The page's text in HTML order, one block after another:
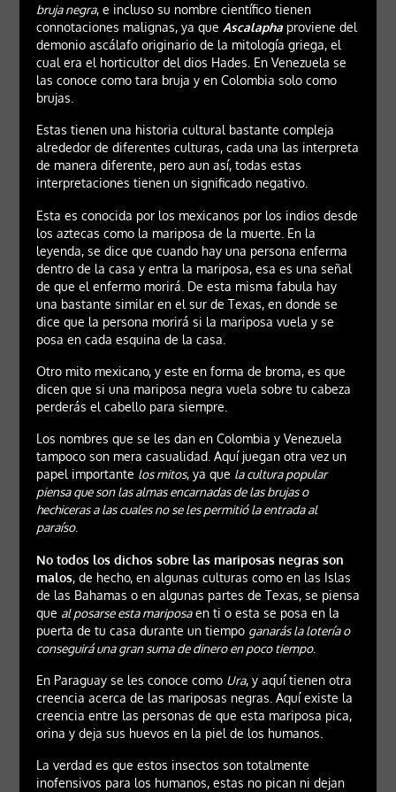
bruja negra, e incluso su nombre científico tienen
connotaciones malignas, ya que Ascalaphaproviene del
demonio ascálafo originario de la mitología griega, el
cual era el horticultor del dios Hades. En Venezuela se
las conoce como tara bruja y en Colombia solo como
brujas.
Estas tienen una historia cultural bastante compleja
alrededor de diferentes culturas, cada una las interpreta
de manera diferente, pero aun así, todas estas
interpretaciones tienen un significado negativo.
Esta es conocida por los mexicanos por los indios desde
los aztecas como la mariposa de la muerte. En la
leyenda, se dice que cuando hay una persona enferma
dentro de la casa y entra la mariposa, esa es una señal
de que el enfermo morirá. De esta misma fabula hay
una bastante similar en el sur de Texas, en donde se
dice que la persona morirá si la mariposa vuela y se
posa en cada esquina de la casa.
Otro mito mexicano, y este en forma de broma, es que
dicen que si una mariposa negra vuela sobre tu cabeza
perderás el cabello para siempre.
Los nombres que se les dan en Colombia y Venezuela
tampoco son mera casualidad. Aquí juegan otra vez un
papel importante los mitos, ya que la cultura popular
piensa que son las almas encarnadas de las brujas o
hechiceras a las cuales no se les permitió la entrada al
paraíso.
No todos los dichos sobre las mariposas negras son
malos, de hecho, en algunas culturas como en las Islas
de las Bahamas o en algunas partes de Texas, se piensa
que al posarse esta mariposaen ti o esta se posa en la
puerta de tu casa durante un tiempo ganarás la lotería o
conseguirá una gran suma de dinero en poco tiempo.
En Paraguay se les conoce como Ura, y aquí tienen otra
creencia acerca de las mariposas negras. Aquí existe la
creencia entre las personas de que esta mariposa pica,
orina y deja sus huevos en la piel de los humanos.
La verdad es que estos insectos son totalmente
inofensivos para los humanos, estas no pican ni dejan